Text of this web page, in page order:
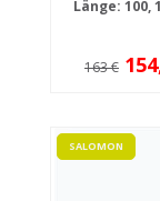
Länge: 100,
163 €
SALOMON